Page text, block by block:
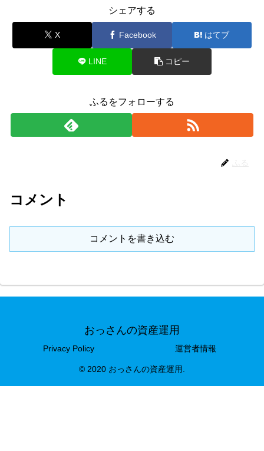
シェアする
X Facebook はてブ
LINE コピー
ふるをフォローする
コメント
コメントを書き込む
おっさんの資産運用
Privacy Policy 運営者情報
© 2020 おっさんの資産運用.